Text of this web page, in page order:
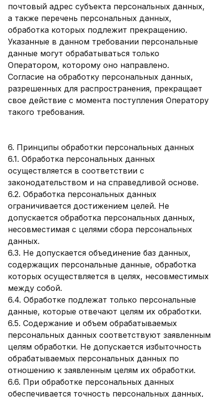
почтовый адрес субъекта персональных данных,
а также перечень персональных данных,
обработка которых подлежит прекращению.
Указанные в данном требовании персональные
данные могут обрабатываться только
Оператором, которому оно направлено.
Согласие на обработку персональных данных,
разрешенных для распространения, прекращает
свое действие с момента поступления Оператору
такого требования.
6. Принципы обработки персональных данных
6.1. Обработка персональных данных
осуществляется в соответствии с
законодательством и на справедливой основе.
6.2. Обработка персональных данных
ограничивается достижением целей. Не
допускается обработка персональных данных,
несовместимая с целями сбора персональных
данных.
6.3. Не допускается объединение баз данных,
содержащих персональные данные, обработка
которых осуществляется в целях, несовместимых
между собой.
6.4. Обработке подлежат только персональные
данные, которые отвечают целям их обработки.
6.5. Содержание и объем обрабатываемых
персональных данных соответствуют заявленным
целям обработки. Не допускается избыточность
обрабатываемых персональных данных по
отношению к заявленным целям их обработки.
6.6. При обработке персональных данных
обеспечивается точность персональных данных,